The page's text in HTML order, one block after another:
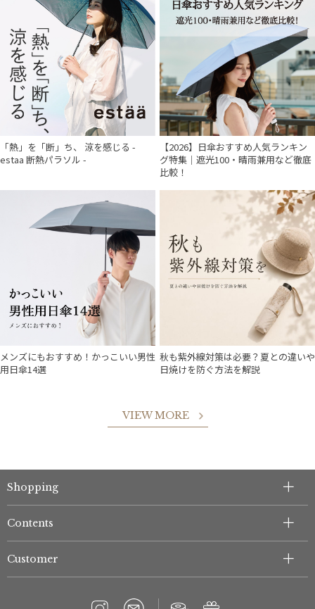
「熱」を「断」ち、 涼を感じる -
estaa 断熱パラソル -
【2026】日傘おすすめ人気ランキン
グ特集｜遮光100・晴雨兼用など徹底
比較！
メンズにもおすすめ！かっこいい男性
用日傘14選
秋も紫外線対策は必要？夏との違いや
日焼けを防ぐ方法を解説
VIEW MORE
Shopping
Contents
Customer